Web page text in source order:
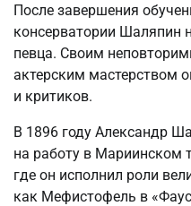
После завершения
консерватории Шаляпин
певца. Своим
актерским мастерством
и критиков.
В 1896 году Александр
на работу в Мариинском
где он исполнил роли
как Мефистофель в